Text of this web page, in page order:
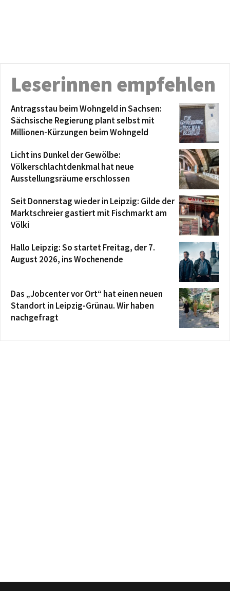
Leserinnen empfehlen
Antragsstau beim Wohngeld in Sachsen:
Sächsische Regierung plant selbst mit
Millionen-Kürzungen beim Wohngeld
Licht ins Dunkel der Gewölbe:
Völkerschlachtdenkmal hat neue
Ausstellungsräume erschlossen
Seit Donnerstag wieder in Leipzig: Gilde der
Marktschreier gastiert mit Fischmarkt am
Völki
Hallo Leipzig: So startet Freitag, der 7.
August 2026, ins Wochenende
Das „Jobcenter vor Ort“ hat einen neuen
Standort in Leipzig-Grünau. Wir haben
nachgefragt